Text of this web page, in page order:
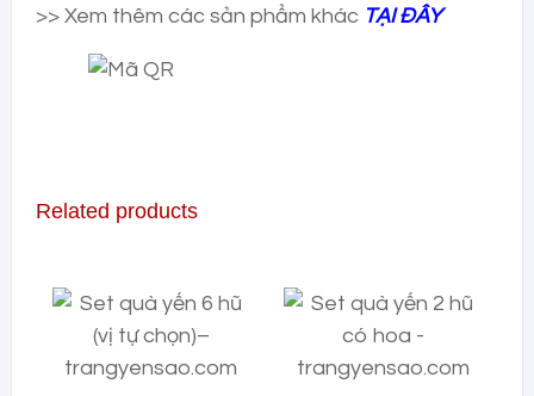
>> Xem thêm các sản phẩm khác TẠI ĐÂY
Related products